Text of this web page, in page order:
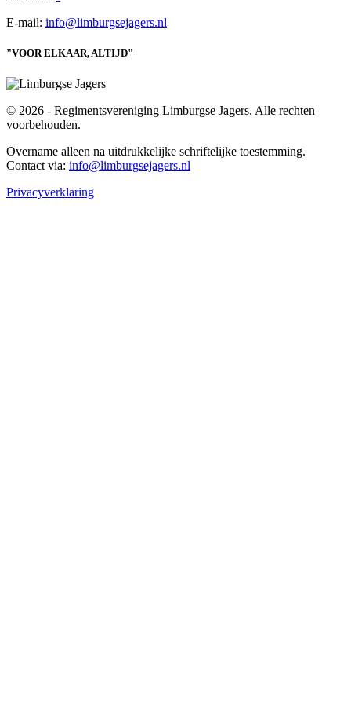
E-mail: info@limburgsejagers.nl
"VOOR ELKAAR, ALTIJD"
© 2026 - Regimentsvereniging Limburgse Jagers. Alle rechten
voorbehouden.
Overname alleen na uitdrukkelijke schriftelijke toestemming.
Contact via: info@limburgsejagers.nl
Privacyverklaring